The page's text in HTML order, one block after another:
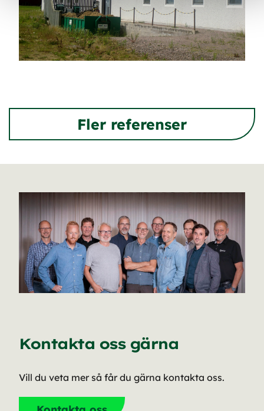
Fler referenser
Kontakta oss gärna
Vill du veta mer så får du gärna kontakta oss.